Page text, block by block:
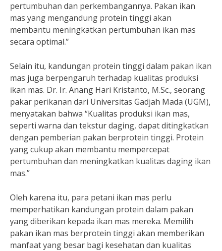
pertumbuhan dan perkembangannya. Pakan ikan
mas yang mengandung protein tinggi akan
membantu meningkatkan pertumbuhan ikan mas
secara optimal.”
Selain itu, kandungan protein tinggi dalam pakan ikan
mas juga berpengaruh terhadap kualitas produksi
ikan mas. Dr. Ir. Anang Hari Kristanto, M.Sc., seorang
pakar perikanan dari Universitas Gadjah Mada (UGM),
menyatakan bahwa “Kualitas produksi ikan mas,
seperti warna dan tekstur daging, dapat ditingkatkan
dengan pemberian pakan berprotein tinggi. Protein
yang cukup akan membantu mempercepat
pertumbuhan dan meningkatkan kualitas daging ikan
mas.”
Oleh karena itu, para petani ikan mas perlu
memperhatikan kandungan protein dalam pakan
yang diberikan kepada ikan mas mereka. Memilih
pakan ikan mas berprotein tinggi akan memberikan
manfaat yang besar bagi kesehatan dan kualitas